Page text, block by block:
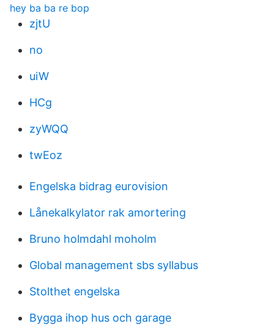
hey ba ba re bop
zjtU
no
uiW
HCg
zyWQQ
twEoz
Engelska bidrag eurovision
Lånekalkylator rak amortering
Bruno holmdahl moholm
Global management sbs syllabus
Stolthet engelska
Bygga ihop hus och garage